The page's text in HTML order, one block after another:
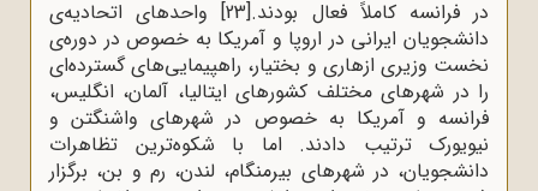
در فرانسه کاملاً فعال بودند.[23]واحد‌های اتحادیه‌ی
دانشجویان ایرانی در اروپا و آمریکا به خصوص در دوره‌ی
نخست وزیری ازهاری و بختیار، راهپیمایی‌های گسترده‌ای
را در شهرهای مختلف کشورهای ایتالیا، آلمان، انگلیس،
فرانسه و آمریکا به خصوص در شهرهای واشنگتن و
نیویورک ترتیب دادند. اما با شکوه‌ترین تظاهرات
دانشجویان، در شهرهای بیرمنگام، لندن، رم و بن، برگزار